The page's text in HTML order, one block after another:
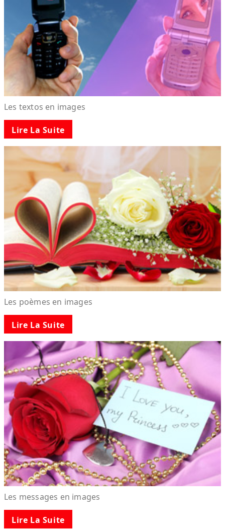
Les textos en images
Lire La Suite
Les poèmes en images
Lire La Suite
Les messages en images
Lire La Suite